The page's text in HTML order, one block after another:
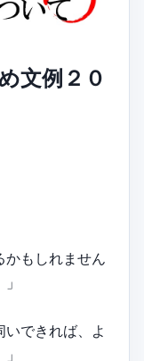
文例２０
かもしれません
いできれば、よ